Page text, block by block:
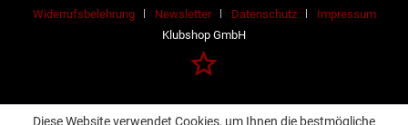
Widerrufsbelehrung Newsletter Datenschutz
Impressum
Klubshop GmbH
Diese Website verwendet Cookies, um Ihnen die bestmögliche